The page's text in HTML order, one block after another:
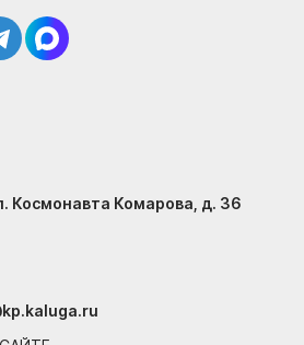
Космонавта Комарова, д. 36